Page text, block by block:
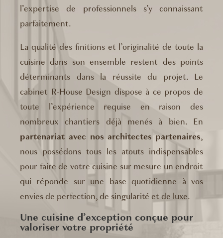
l’expertise de professionnels s’y connaissant
parfaitement.
La qualité des finitions et l’originalité de toute la
cuisine dans son ensemble restent des points
déterminants dans la réussite du projet. Le
cabinet R-House Design dispose à ce propos de
toute l’expérience requise en raison des
nombreux chantiers déjà menés à bien. En
partenariat avec nos architectes partenaires,
nous possédons tous les atouts indispensables
pour faire de votre cuisine sur mesure un endroit
qui réponde sur une base quotidienne à vos
envies de perfection, de singularité et de luxe.
Une cuisine d’exception conçue pour
valoriser votre propriété